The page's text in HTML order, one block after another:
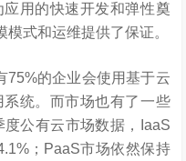
用的快速开发和弹性奠
式和运维提供了保证。
75%的企业会使用基于云
统。而市场也有了一些
公有云市场数据，IaaS
；PaaS市场依然保持